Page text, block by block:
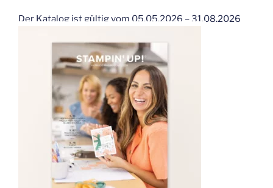
Der Katalog ist gültig vom 05.05.2026 – 31.08.2026